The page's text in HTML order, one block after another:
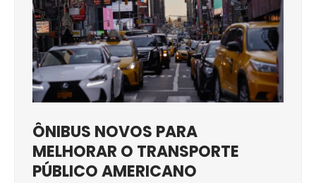
ÔNIBUS NOVOS PARA
MELHORAR O TRANSPORTE
PÚBLICO AMERICANO